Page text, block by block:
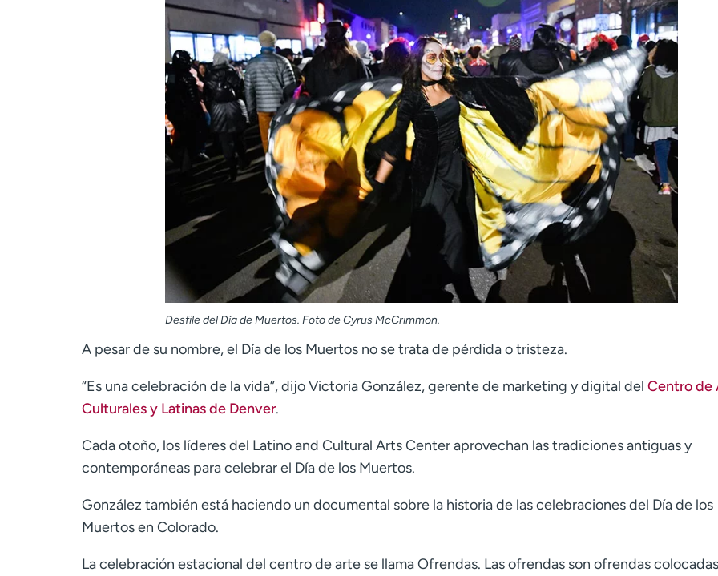
Desfile del Día de Muertos. Foto de Cyrus McCrimmon.
A pesar de su nombre, el Día de los Muertos no se trata de pérdida o tristeza.
“Es una celebración de la vida”, dijo Victoria González, gerente de marketing y digital del Centro de
Culturales y Latinas de Denver.
Cada otoño, los líderes del Latino and Cultural Arts Center aprovechan las tradiciones antiguas y
contemporáneas para celebrar el Día de los Muertos.
González también está haciendo un documental sobre la historia de las celebraciones del Día de los
Muertos en Colorado.
La celebración estacional del centro de arte se llama Ofrendas. Las ofrendas son ofrendas